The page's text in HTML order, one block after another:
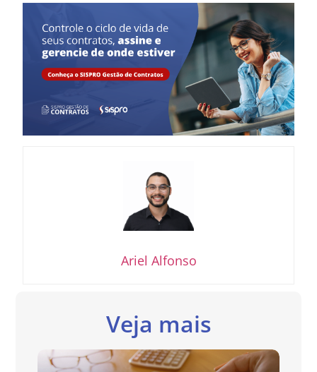
Ariel Alfonso
Veja mais